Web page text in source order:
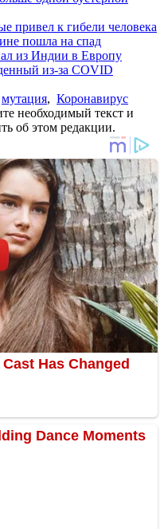
привел к гибели человека
пошла на спад
из Индии в Европу
из-за COVID
мутация, Коронавирус
необходимый текст и
об этом редакции.